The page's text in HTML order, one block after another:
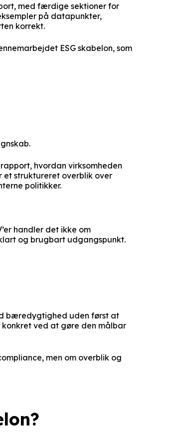
med færdige sektioner for
på datapunkter,
korrekt.
ESG skabelon, som
hvordan virksomheden
et struktureret overblik over
politikker.
handler det ikke om
og brugbart udgangspunkt.
bæredygtighed uden først at
ved at gøre den målbar
men om overblik og